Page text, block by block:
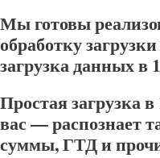
Мы готовы
обработку
загрузка данных в
Простая загрузка
вас — распознает
суммы, ГТД и